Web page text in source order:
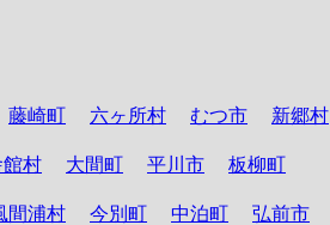
藤崎町 六ヶ所村 むつ市 新郷村
館村 大間町 平川市 板柳町
間浦村 今別町 中泊町 弘前市